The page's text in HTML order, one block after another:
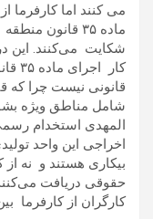
می کنند اما کارفرما
ماده ۳۵ قانون
کار
قانونی نیست چرا که
شامل مناطق ویژه
المهدی استخدام
اخراجی این واحد
بیکاری هستند و نه از
حقوقی دریافت
کارگران از کارفرما بین ۳۰ تا ۴۰ میلیون تومان بر آورد